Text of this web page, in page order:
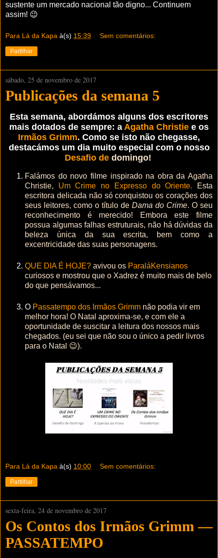
sustente um mercado nacional tão digno... Continuem
assim! 😉
Para Lá da Kapa à(s) 15:39 Sem comentários:
Partilhar
sábado, 25 de novembro de 2017
Publicações da semana 5
Esta semana, abordámos alguns dos escritores
mais dotados de sempre: a Agatha Christie e os
Irmãos Grimm. Como se isto não chegasse,
destacámos um dia muito especial com o nosso
Desafio de domingo!
Falámos do novo filme inspirado na obra da Agatha
Christie, Um Crime no Expresso do Oriente. Esta
escritora delicada não só conquistou os corações dos
seus leitores, como o título de Dama do Crime. O seu
reconhecimento é merecido! Embora este filme
possua algumas falhas estruturais, não há dúvidas da
beleza única da sua escrita, bem como a
excentricidade das suas personagens.
QUE DIA É HOJE? avivou os ParaláKensianos
curiosos e mostrou que o Xadrez é muito mais de belo
do que pensávamos...
O Passatempo dos Irmãos Grimm não podia vir em
melhor hora! O Natal aproxima-se, e com ele a
oportunidade de suscitar a leitura dos nossos mais
chegados. (eu sei que não sou o único a pedir livros
para o Natal 😉).
Para Lá da Kapa à(s) 10:00 Sem comentários:
Partilhar
sexta-feira, 24 de novembro de 2017
Os Contos dos Irmãos Grimm —
PASSATEMPO